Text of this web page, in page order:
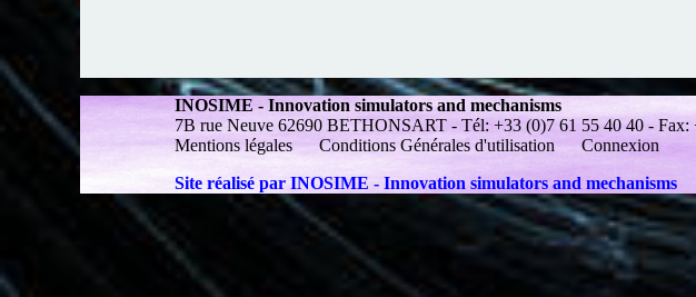
INOSIME - Innovation simulators and mechanisms
7B rue Neuve 62690 BETHONSART - Tél: +33 (0)7 61 55 40 40 - Fax:
Mentions légales
Conditions Générales d'utilisation
Connexion
Site réalisé par INOSIME - Innovation simulators and mechanisms